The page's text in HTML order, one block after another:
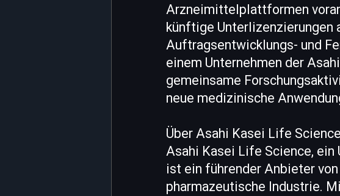
Arzneimittelplattformen
künftige Unterlizenzierungen
Auftragsentwicklungs- und
einem Unternehmen der
gemeinsame
neue medizinische
Über Asahi Kasei Life Science
Asahi Kasei Life Science, ein
ist ein führender Anbieter
pharmazeutische Industrie.